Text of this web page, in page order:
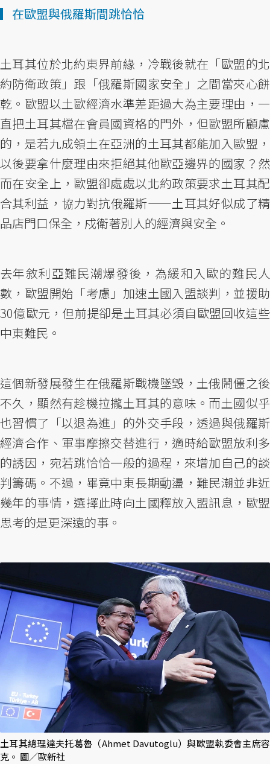
▎在歐盟與俄羅斯間跳恰恰
土耳其位於北約東界前緣，冷戰後就在「歐盟的北
約防衛政策」跟「俄羅斯國家安全」之間當夾心餅
乾。歐盟以土歐經濟水準差距過大為主要理由，一
直把土耳其檔在會員國資格的門外，但歐盟所顧慮
的，是若九成領土在亞洲的土耳其都能加入歐盟，
以後要拿什麼理由來拒絕其他歐亞邊界的國家？然
而在安全上，歐盟卻處處以北約政策要求土耳其配
合其利益，協力對抗俄羅斯——土耳其好似成了精
品店門口保全，戍衛著別人的經濟與安全。
去年敘利亞難民潮爆發後，為緩和入歐的難民人
數，歐盟開始「考慮」加速土國入盟談判，並援助
30億歐元，但前提卻是土耳其必須自歐盟回收這些
中東難民。
這個新發展發生在俄羅斯戰機墜毀，土俄鬧僵之後
不久，顯然有趁機拉攏土耳其的意味。而土國似乎
也習慣了「以退為進」的外交手段，透過與俄羅斯
經濟合作、軍事摩擦交替進行，適時給歐盟放利多
的誘因，宛若跳恰恰一般的過程，來增加自己的談
判籌碼。不過，畢竟中東長期動盪，難民潮並非近
幾年的事情，選擇此時向土國釋放入盟訊息，歐盟
思考的是更深遠的事。
土耳其總理達夫托葛魯（Ahmet Davutoglu）與歐盟執委會主席容
克。 圖／歐新社